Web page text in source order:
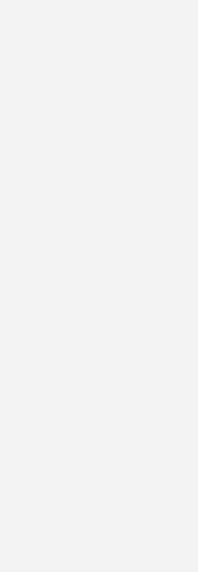
vor – durch
als ‚geeignetes
im gesetzlichen
abwartet, bis
der riskiert, keine
der
Anschluss- und
eh eine
unsicher ist, ob
in der Lage sein wird,
Anteilen zu liefern,
in seiner
wird er sofort dazu